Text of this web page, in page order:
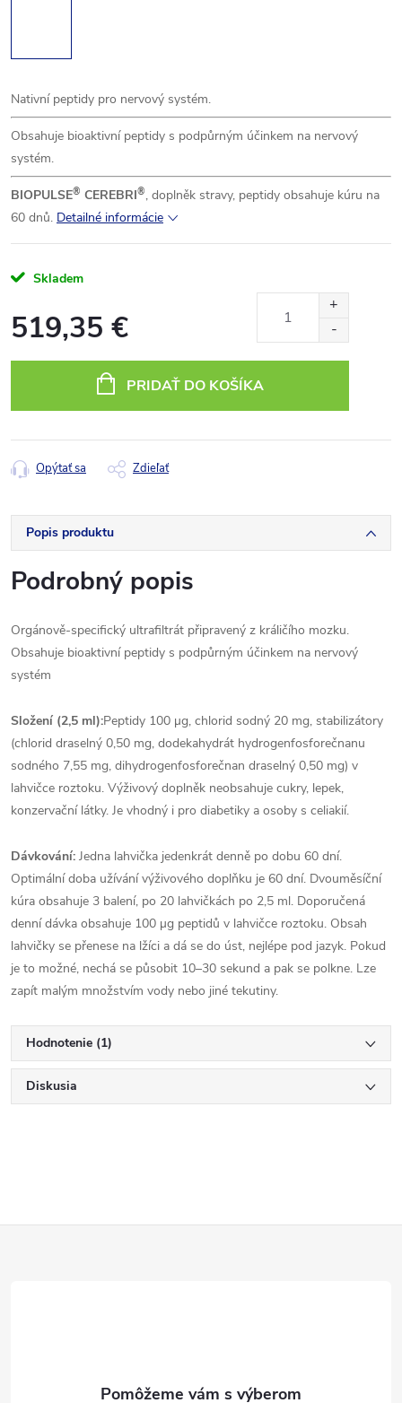
Nativní peptidy pro nervový systém.
Obsahuje bioaktivní peptidy s podpůrným účinkem na nervový
systém.
BIOPULSE® CEREBRI®, doplněk stravy, peptidy obsahuje kúru na
60 dnů. Detailné informácie
Skladem
519,35 €
PRIDAŤ DO KOŠÍKA
Opýtať sa Zdieľať
Popis produktu
Podrobný popis
Orgánově-specifický ultrafiltrát připravený z králičího mozku.
Obsahuje bioaktivní peptidy s podpůrným účinkem na nervový
systém
Složení (2,5 ml):Peptidy 100 µg, chlorid sodný 20 mg, stabilizátory
(chlorid draselný 0,50 mg, dodekahydrát hydrogenfosforečnanu
sodného 7,55 mg, dihydrogenfosforečnan draselný 0,50 mg) v
lahvičce roztoku. Výživový doplněk neobsahuje cukry, lepek,
konzervační látky. Je vhodný i pro diabetiky a osoby s celiakií.
Dávkování: Jedna lahvička jedenkrát denně po dobu 60 dní.
Optimální doba užívání výživového doplňku je 60 dní. Dvouměsíční
kúra obsahuje 3 balení, po 20 lahvičkách po 2,5 ml. Doporučená
denní dávka obsahuje 100 µg peptidů v lahvičce roztoku. Obsah
lahvičky se přenese na lžíci a dá se do úst, nejlépe pod jazyk. Pokud
je to možné, nechá se působit 10–30 sekund a pak se polkne. Lze
zapít malým množstvím vody nebo jiné tekutiny.
Hodnotenie (1)
Diskusia